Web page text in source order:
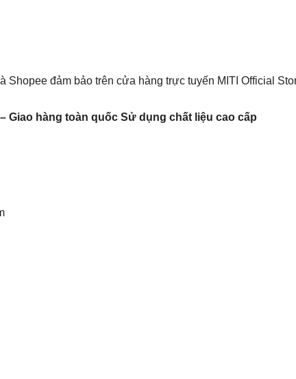
đảm bảo trên cửa hàng trực tuyến MITI Official
Giao hàng toàn quốc Sử dụng chất liệu cao cấp